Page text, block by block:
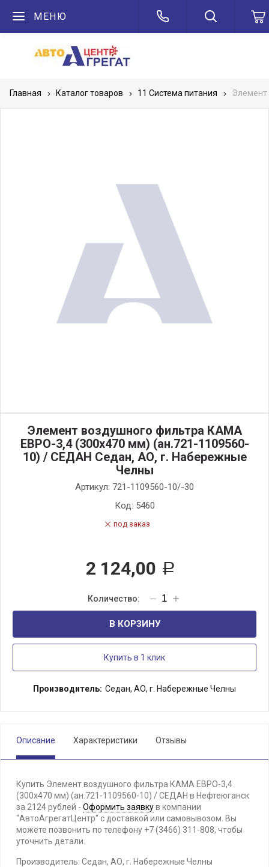
МЕНЮ
Главная Каталог товаров 11 Система питания
Элемент воздушного фильтра КАМА
ЕВРО-3,4 (300х470 мм) (ан.721-1109560-
10) / СЕДАН Седан, АО, г. Набережные
Челны
Артикул: 721-1109560-10/-30
Код: 5460
под заказ
2 124,00 Р
В КОРЗИНУ
Купить в 1 клик
Производитель: Седан, АО, г. Набережные Челны
Описание Характеристики Отзывы
Купить Элемент воздушного фильтра КАМА ЕВРО-3,4
(300х470 мм) (ан.721-1109560-10) / СЕДАН в Нефтеюганск
за 2124 рублей - Оформить заявкув компании
"АвтоАгрегатЦентр" с доставкой или самовывозом. Вы
можете позвонить по телефону +7 (3466) 311-808, чтобы
уточнить детали.
Производитель: Седан, АО, г. Набережные Челны